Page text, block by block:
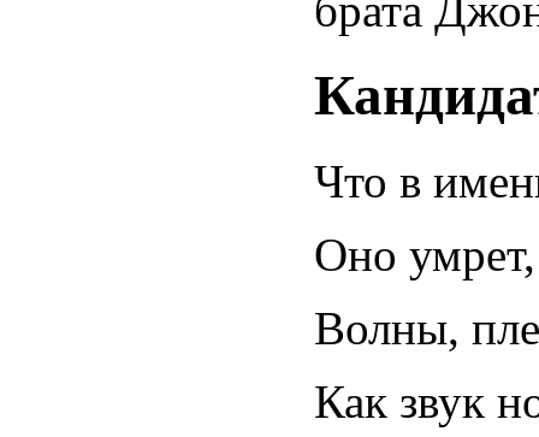
Что в
Оно
Волны,
Как звук